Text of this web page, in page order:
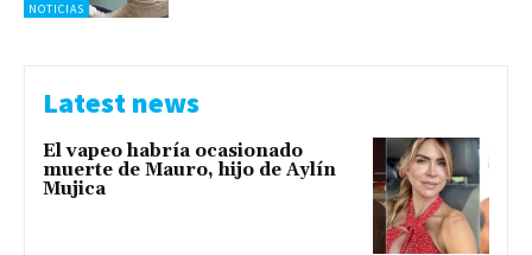
NOTICIAS
Latest news
El vapeo habría ocasionado
muerte de Mauro, hijo de Aylín
Mujica